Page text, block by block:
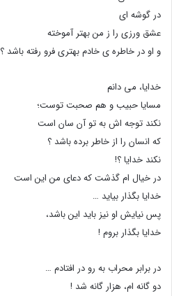
در گوشه اى
عشق ورزى را ز من بهتر آموخته
و او در خاطره ى خادم بهترى فرو رفته باشد ؟
خدایا، می دانم
مسایا حبیب و هم صحبت توست؛
نکند توجه اش به تو آن سان است
که انسان را از خاطر برده باشد ؟
نکند خدایا ؟!
در خیال ام گذشت که دعاى من این است
خدایا بگذار بیاید …
پس نیایش او نیز باید این باشد،
خدایا بگذار بروم !
در برابر محراب به رو در افتادم …
دو گانه ام، هزار گانه شد !